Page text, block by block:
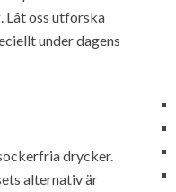
Låt oss utforska
under dagens
drycker.
alternativ är